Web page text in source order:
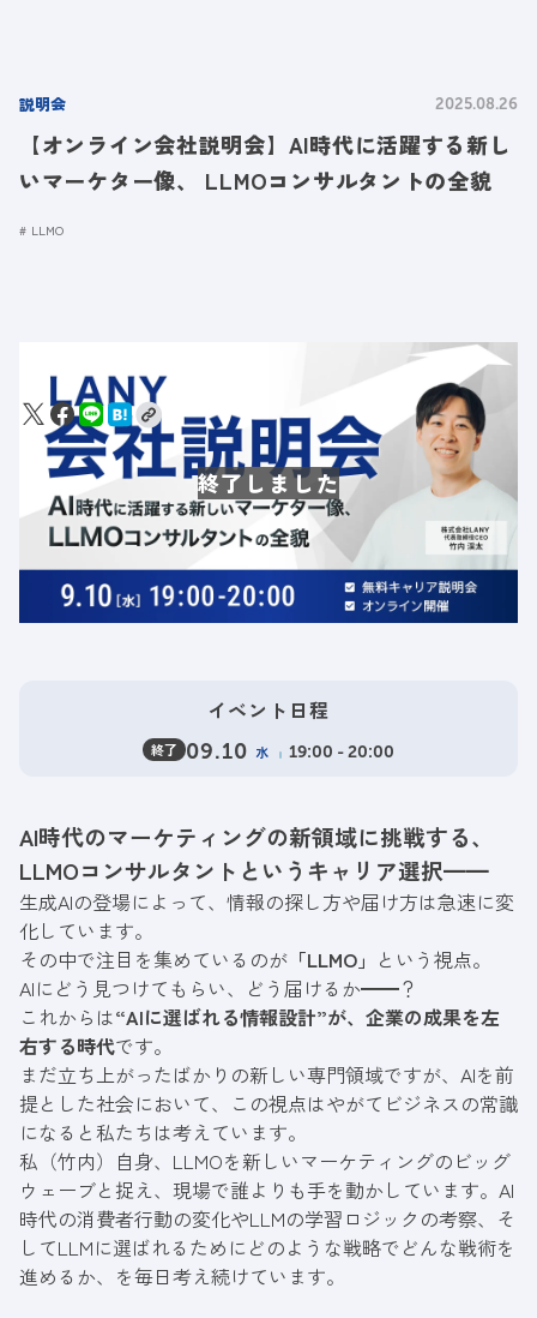
説明会 2025.08.26
【オンライン会社説明会】AI時代に活躍する新し
いマーケター像、 LLMOコンサルタントの全貌
LLMO
イベント日程
終了 09.10 水 19:00 - 20:00
AI時代のマーケティングの新領域に挑戦する、
LLMOコンサルタントというキャリア選択━━
生成AIの登場によって、情報の探し方や届け方は急速に変
化しています。
その中で注目を集めているのが 「LLMO」 という視点。
AIにどう見つけてもらい、どう届けるか━━？
これからは“AIに選ばれる情報設計”が、企業の成果を左
右する時代です。
まだ立ち上がったばかりの新しい専門領域ですが、AIを前
提とした社会において、 この視点はやがてビジネスの常識
になると私たちは考えています。
私（竹内）自身、LLMOを新しいマーケティングのビッグ
ウェーブと捉え、現場で誰よりも手を動かしています。AI
時代の消費者行動の変化やLLMの学習ロジックの考察、そ
してLLMに選ばれるためにどのような戦略でどんな戦術を
進めるか、を毎日考え続けています。